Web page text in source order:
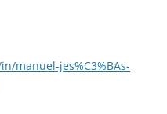
manuel-jes%C3%BAs-